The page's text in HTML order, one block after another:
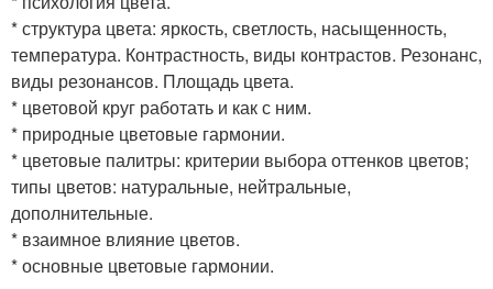
* структура цвета: яркость, светлость, насыщенность,
температура. Контрастность, виды контрастов. Резонанс,
виды резонансов. Площадь цвета.
* цветовой круг работать и как с ним.
* природные цветовые гармонии.
* цветовые палитры: критерии выбора оттенков цветов;
типы цветов: натуральные, нейтральные,
дополнительные.
* взаимное влияние цветов.
* основные цветовые гармонии.